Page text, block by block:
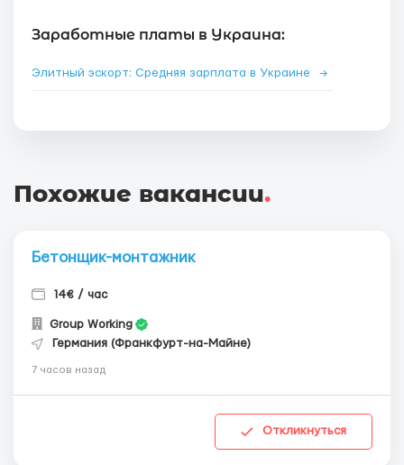
Заработные платы в Украина:
Элитный эскорт: Средняя зарплата в Украине →
Похожие вакансии.
Бетонщик-монтажник
14€ / час
Group Working
Германия (Франкфурт-на-Майне)
7 часов назад
Откликнуться